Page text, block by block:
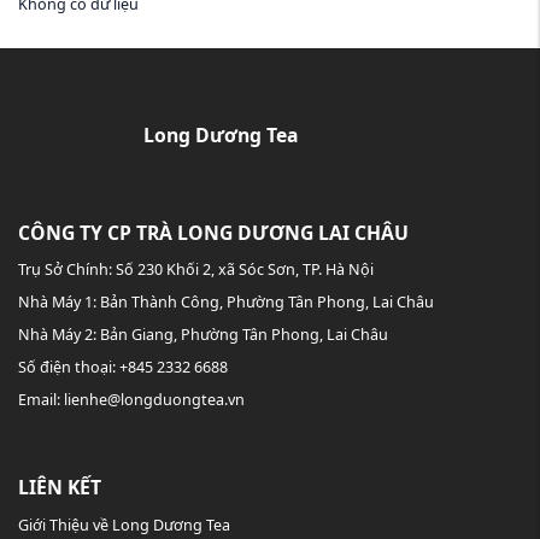
Long Dương Tea
CÔNG TY CP TRÀ LONG DƯƠNG LAI CHÂU
Trụ Sở Chính: Số 230 Khối 2, xã Sóc Sơn, TP. Hà Nội
Nhà Máy 1: Bản Thành Công, Phường Tân Phong, Lai Châu
Nhà Máy 2: Bản Giang, Phường Tân Phong, Lai Châu
Số điện thoại: +845 2332 6688
Email: lienhe@longduongtea.vn
LIÊN KẾT
Giới Thiệu về Long Dương Tea